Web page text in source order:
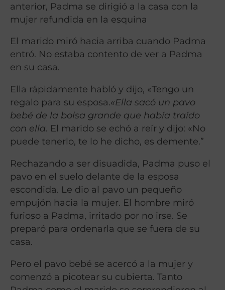
anterior, Padma se dirigió a la casa con la
mujer refundida en la esquina
El marido miró hacia arriba cuando Padma
entró. No estaba contento de ver a Padma
en su casa.
Ella rápidamente habló y dijo, «Tengo un
regalo para su esposa.«Ella sacó un pavo
bebé de la bolsa grande que había traído
con ella. El marido se echó a reír y dijo: «No
puede tenerlo, te lo he dicho, es demente.”
Rechazando a ser disuadida, Padma puso el
pavo en el suelo delante de la esposa
escondida. Le dio al pavo un pequeño
empujón hacia la mujer. El hombre miró
furioso a Padma, irritado por no irse. Se
preparó para ordenarla que se fuera de su
casa.
Pero el pavo bebé se acercó a la mujer y
comenzó a picotear su cubierta. Tanto